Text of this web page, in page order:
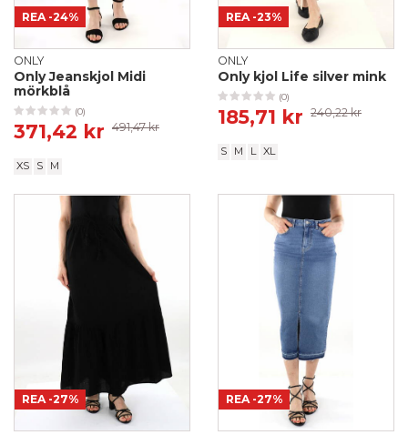
REA -24%
ONLY
Only Jeanskjol Midi
mörkblå
(0)
371,42 kr 491,47 kr
XS S M
REA -23%
ONLY
Only kjol Life silver mink
(0)
185,71 kr 240,22 kr
S M L XL
REA -27% REA -27%